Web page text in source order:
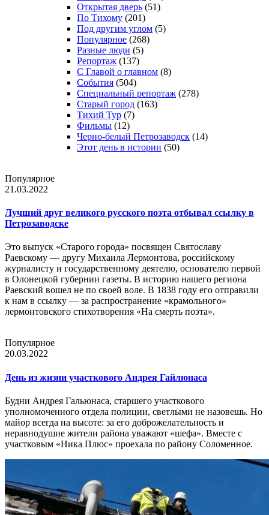
Открытая дверь (51)
По Тихому (201)
Под другим углом (5)
Популярное (268)
Разные люди (5)
Репортаж (137)
С Главой о главном (8)
События (504)
Специальный репортаж (278)
Старый город (163)
Тихий Тур (7)
Фильмы (12)
Черно-белый Петрозаводск (14)
Этот день в истории (50)
Популярное
21.03.2022
Лучший друг великого русского поэта отбывал ссылку в
Петрозаводске
Это выпуск «Старого города» посвящен Святославу
Раевскому — другу Михаила Лермонтова, российскому
журналисту и государственному деятелю, основателю первой
в Олонецкой губернии газеты. В историю нашего региона
Раевский вошел не по своей воле. В 1838 году его отправили
к нам в ссылку — за распространение «крамольного»
лермонтовского стихотворения «На смерть поэта».
Популярное
20.03.2022
День из жизни участкового Андрея Гайлюнаса
Будни Андрея Гальюнаса, старшего участкового
уполномоченного отдела полиции, светлыми не назовешь. Но
майор всегда на высоте: за его доброжелательность и
неравнодушие жители района уважают «шефа». Вместе с
участковым «Ника Плюс» проехала по району Соломенное.